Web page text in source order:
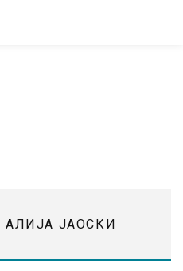
АЛИЈА ЈАОСКИ